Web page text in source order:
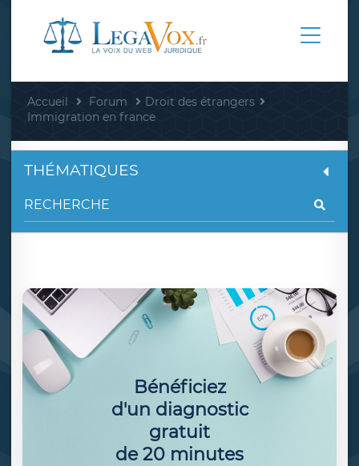
Accueil Forum
Droit des étrangers
Immigration en france
THÉMATIQUES
Bénéficiez
d'un diagnostic
gratuit
de 20 minutes